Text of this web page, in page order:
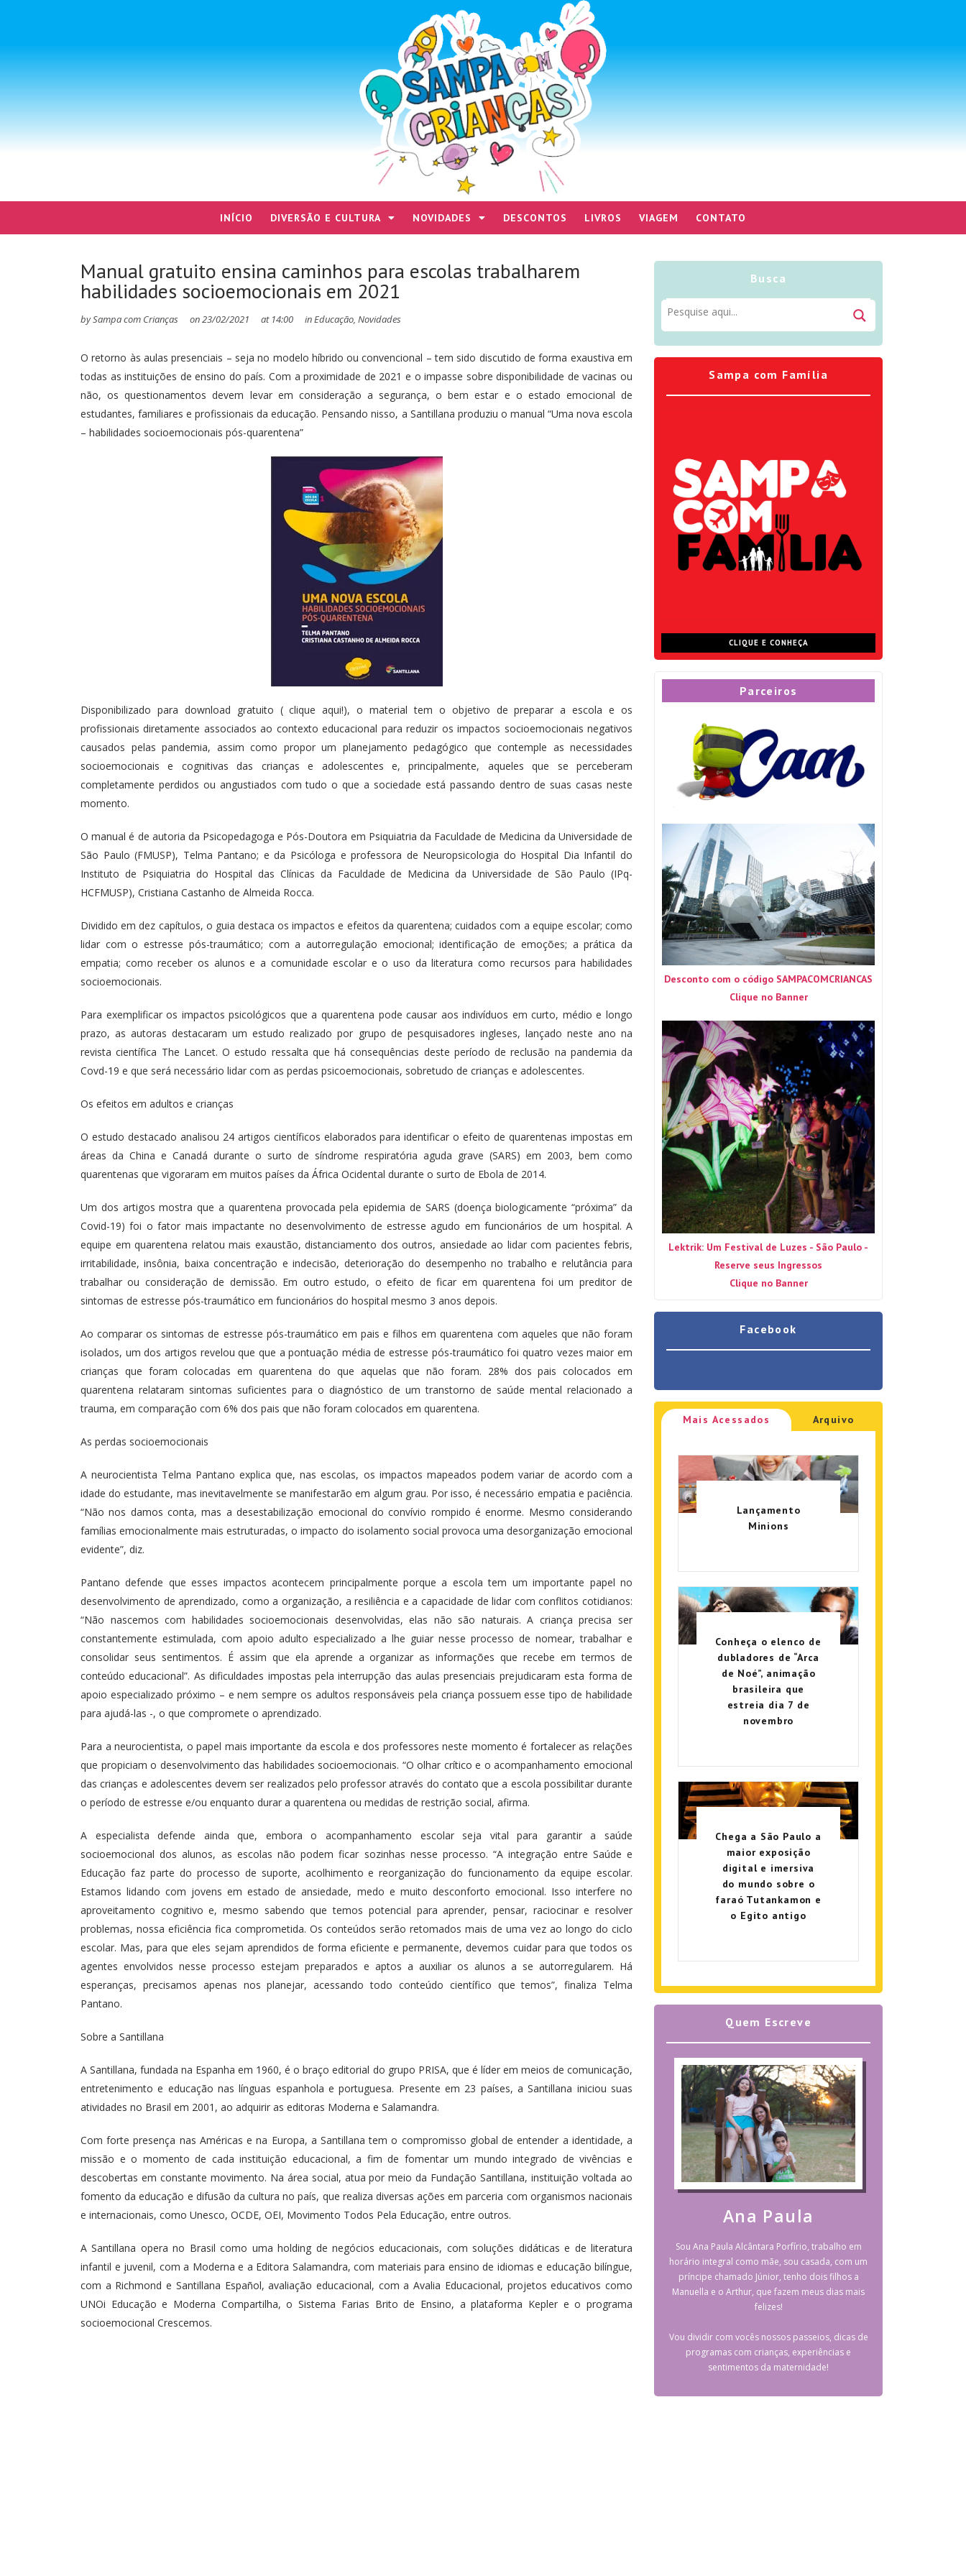
INÍCIO DIVERSÃO E CULTURA NOVIDADES DESCONTOS LIVROS VIAGEM CONTATO
Manual gratuito ensina caminhos para escolas trabalharem
habilidades socioemocionais em 2021
bySampa com Crianças on23/02/2021 at 14:00 inEducação, Novidades
O retorno às aulas presenciais – seja no modelo híbrido ou convencional – tem sido discutido de forma exaustiva em
todas as instituições de ensino do país. Com a proximidade de 2021 e o impasse sobre disponibilidade de vacinas ou
não, os questionamentos devem levar em consideração a segurança, o bem estar e o estado emocional de
estudantes, familiares e profissionais da educação. Pensando nisso, a Santillana produziu o manual “Uma nova escola
– habilidades socioemocionais pós-quarentena”
Disponibilizado para download gratuito (clique aqui!), o material tem o objetivo de preparar a escola e os
profissionais diretamente associados ao contexto educacional para reduzir os impactos socioemocionais negativos
causados pelas pandemia, assim como propor um planejamento pedagógico que contemple as necessidades
socioemocionais e cognitivas das crianças e adolescentes e, principalmente, aqueles que se perceberam
completamente perdidos ou angustiados com tudo o que a sociedade está passando dentro de suas casas neste
momento.
O manual é de autoria da Psicopedagoga e Pós-Doutora em Psiquiatria da Faculdade de Medicina da Universidade de
São Paulo (FMUSP), Telma Pantano; e da Psicóloga e professora de Neuropsicologia do Hospital Dia Infantil do
Instituto de Psiquiatria do Hospital das Clínicas da Faculdade de Medicina da Universidade de São Paulo (IPq-
HCFMUSP), Cristiana Castanho de Almeida Rocca.
Dividido em dez capítulos, o guia destaca os impactos e efeitos da quarentena; cuidados com a equipe escolar; como
lidar com o estresse pós-traumático; com a autorregulação emocional; identificação de emoções; a prática da
empatia; como receber os alunos e a comunidade escolar e o uso da literatura como recursos para habilidades
socioemocionais.
Para exemplificar os impactos psicológicos que a quarentena pode causar aos indivíduos em curto, médio e longo
prazo, as autoras destacaram um estudo realizado por grupo de pesquisadores ingleses, lançado neste ano na
revista científica The Lancet. O estudo ressalta que há consequências deste período de reclusão na pandemia da
Covd-19 e que será necessário lidar com as perdas psicoemocionais, sobretudo de crianças e adolescentes.
Os efeitos em adultos e crianças
O estudo destacado analisou 24 artigos científicos elaborados para identificar o efeito de quarentenas impostas em
áreas da China e Canadá durante o surto de síndrome respiratória aguda grave (SARS) em 2003, bem como
quarentenas que vigoraram em muitos países da África Ocidental durante o surto de Ebola de 2014.
Um dos artigos mostra que a quarentena provocada pela epidemia de SARS (doença biologicamente “próxima” da
Covid-19) foi o fator mais impactante no desenvolvimento de estresse agudo em funcionários de um hospital. A
equipe em quarentena relatou mais exaustão, distanciamento dos outros, ansiedade ao lidar com pacientes febris,
irritabilidade, insônia, baixa concentração e indecisão, deterioração do desempenho no trabalho e relutância para
trabalhar ou consideração de demissão. Em outro estudo, o efeito de ficar em quarentena foi um preditor de
sintomas de estresse pós-traumático em funcionários do hospital mesmo 3 anos depois.
Ao comparar os sintomas de estresse pós-traumático em pais e filhos em quarentena com aqueles que não foram
isolados, um dos artigos revelou que que a pontuação média de estresse pós-traumático foi quatro vezes maior em
crianças que foram colocadas em quarentena do que aquelas que não foram. 28% dos pais colocados em
quarentena relataram sintomas suficientes para o diagnóstico de um transtorno de saúde mental relacionado a
trauma, em comparação com 6% dos pais que não foram colocados em quarentena.
As perdas socioemocionais
A neurocientista Telma Pantano explica que, nas escolas, os impactos mapeados podem variar de acordo com a
idade do estudante, mas inevitavelmente se manifestarão em algum grau. Por isso, é necessário empatia e paciência.
“Não nos damos conta, mas a desestabilização emocional do convívio rompido é enorme. Mesmo considerando
famílias emocionalmente mais estruturadas, o impacto do isolamento social provoca uma desorganização emocional
evidente”, diz.
Pantano defende que esses impactos acontecem principalmente porque a escola tem um importante papel no
desenvolvimento de aprendizado, como a organização, a resiliência e a capacidade de lidar com conflitos cotidianos:
“Não nascemos com habilidades socioemocionais desenvolvidas, elas não são naturais. A criança precisa ser
constantemente estimulada, com apoio adulto especializado a lhe guiar nesse processo de nomear, trabalhar e
consolidar seus sentimentos. É assim que ela aprende a organizar as informações que recebe em termos de
conteúdo educacional”. As dificuldades impostas pela interrupção das aulas presenciais prejudicaram esta forma de
apoio especializado próximo – e nem sempre os adultos responsáveis pela criança possuem esse tipo de habilidade
para ajudá-las -, o que compromete o aprendizado.
Para a neurocientista, o papel mais importante da escola e dos professores neste momento é fortalecer as relações
que propiciam o desenvolvimento das habilidades socioemocionais. “O olhar crítico e o acompanhamento emocional
das crianças e adolescentes devem ser realizados pelo professor através do contato que a escola possibilitar durante
o período de estresse e/ou enquanto durar a quarentena ou medidas de restrição social, afirma.
A especialista defende ainda que, embora o acompanhamento escolar seja vital para garantir a saúde
socioemocional dos alunos, as escolas não podem ficar sozinhas nesse processo. “A integração entre Saúde e
Educação faz parte do processo de suporte, acolhimento e reorganização do funcionamento da equipe escolar.
Estamos lidando com jovens em estado de ansiedade, medo e muito desconforto emocional. Isso interfere no
aproveitamento cognitivo e, mesmo sabendo que temos potencial para aprender, pensar, raciocinar e resolver
problemas, nossa eficiência fica comprometida. Os conteúdos serão retomados mais de uma vez ao longo do ciclo
escolar. Mas, para que eles sejam aprendidos de forma eficiente e permanente, devemos cuidar para que todos os
agentes envolvidos nesse processo estejam preparados e aptos a auxiliar os alunos a se autorregularem. Há
esperanças, precisamos apenas nos planejar, acessando todo conteúdo científico que temos”, finaliza Telma
Pantano.
Sobre a Santillana
A Santillana, fundada na Espanha em 1960, é o braço editorial do grupo PRISA, que é líder em meios de comunicação,
entretenimento e educação nas línguas espanhola e portuguesa. Presente em 23 países, a Santillana iniciou suas
atividades no Brasil em 2001, ao adquirir as editoras Moderna e Salamandra.
Com forte presença nas Américas e na Europa, a Santillana tem o compromisso global de entender a identidade, a
missão e o momento de cada instituição educacional, a fim de fomentar um mundo integrado de vivências e
descobertas em constante movimento. Na área social, atua por meio da Fundação Santillana, instituição voltada ao
fomento da educação e difusão da cultura no país, que realiza diversas ações em parceria com organismos nacionais
e internacionais, como Unesco, OCDE, OEI, Movimento Todos Pela Educação, entre outros.
A Santillana opera no Brasil como uma holding de negócios educacionais, com soluções didáticas e de literatura
infantil e juvenil, com a Moderna e a Editora Salamandra, com materiais para ensino de idiomas e educação bilíngue,
com a Richmond e Santillana Español, avaliação educacional, com a Avalia Educacional, projetos educativos como
UNOi Educação e Moderna Compartilha, o Sistema Farias Brito de Ensino, a plataforma Kepler e o programa
socioemocional Crescemos.
Busca
Sampa com Família
CLIQUE E CONHEÇA
Parceiros
Desconto com o código SAMPACOMCRIANCAS
Clique no Banner
Lektrik: Um Festival de Luzes - São Paulo -
Reserve seus Ingressos
Clique no Banner
Facebook
Mais Acessados Arquivo
Lançamento
Minions
Conheça o elenco de
dubladores de “Arca
de Noé”, animação
brasileira que
estreia dia 7 de
novembro
Chega a São Paulo a
maior exposição
digital e imersiva
do mundo sobre o
faraó Tutankamon e
o Egito antigo
Quem Escreve
Ana Paula
Sou Ana Paula Alcântara Porfírio, trabalho em
horário integral como mãe, sou casada, com um
príncipe chamado Júnior, tenho dois filhos a
Manuella e o Arthur, que fazem meus dias mais
felizes!
Vou dividir com vocês nossos passeios, dicas de
programas com crianças, experiências e
sentimentos da maternidade!